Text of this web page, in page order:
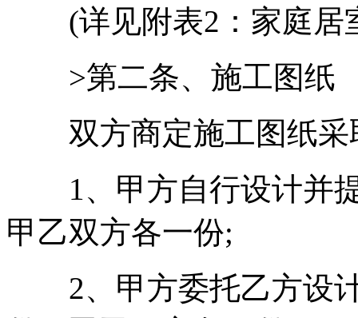
(详见附表2：家庭居
>第二条、施工图纸
双方商定施工图纸采
1、甲方自行设计并提
甲乙双方各一份;
2、甲方委托乙方设计